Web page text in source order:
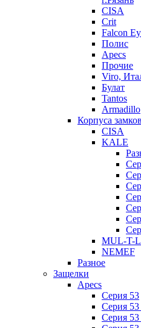
CISA
Crit
Falcon
Полис
Apecs
Прочие
Viro,
Булат
Tantos
Armadillo
Корпуса замков
CISA
KALE
MUL-T-
NEMEF
Разное
Защелки
Apecs
Серия 53
Серия 53
Серия